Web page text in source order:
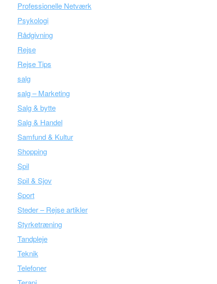
Professionelle Netværk
Psykologi
Rådgivning
Rejse
Rejse Tips
salg
salg – Marketing
Salg & bytte
Salg & Handel
Samfund & Kultur
Shopping
Spil
Spil & Sjov
Sport
Steder – Rejse artikler
Styrketræning
Tandpleje
Teknik
Telefoner